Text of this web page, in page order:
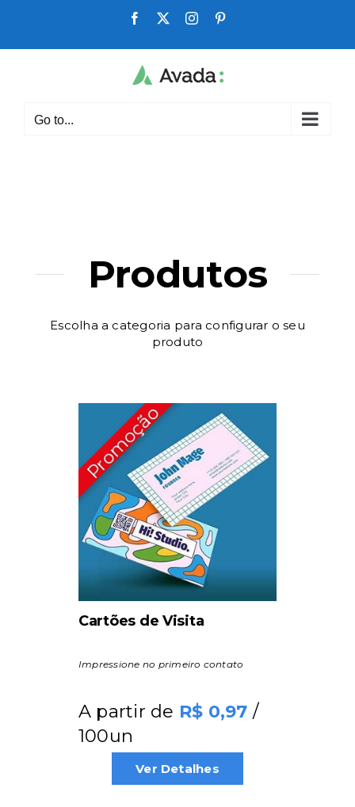
content
Facebook Instagram
Go to...
Produtos
Escolha a categoria para configurar o seu
produto
Cartões de Visita
Impressione no primeiro contato
A partir de 0,97 /
100un
Ver Detalhes